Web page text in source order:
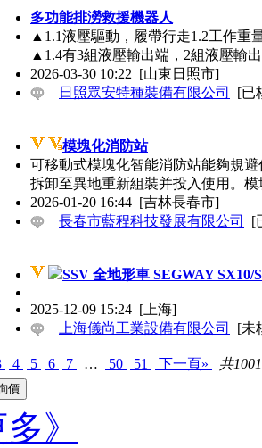
多功能排澇救援機器人
▲1.1液壓驅動，履帶行走1.2工作
▲1.4有3組液壓輸出端，2組液壓輸
2026-03-30 10:22 [山東日照市]
日照眾安特種裝備有限公司
[已
模塊化消防站
可移動式模塊化智能消防站能夠規
拆卸至異地重新組裝并投入使用。
2026-01-20 16:44 [吉林長春市]
長春市藍程科技發展有限公司
[
SSV 全地形車 SEGWAY SX10/
2025-12-09 15:24 [上海]
上海儀尚工業設備有限公司
[未
4 5 6 7 … 50 51 下一頁» 共
》